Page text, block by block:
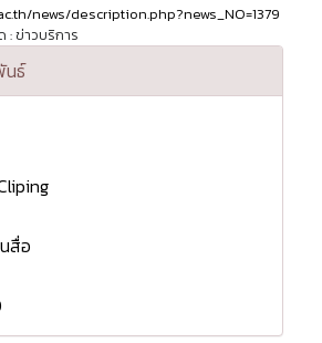
news/description.php?news_NO=1379
: ข่าวบริการ
นธ์
สื่อ